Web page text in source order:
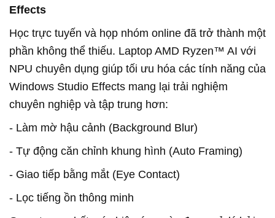
Effects
Học trực tuyến và họp nhóm online đã trở thành một
phần không thể thiếu. Laptop AMD Ryzen™ AI với
NPU chuyên dụng giúp tối ưu hóa các tính năng của
Windows Studio Effects mang lại trải nghiệm
chuyên nghiệp và tập trung hơn:
- Làm mờ hậu cảnh (Background Blur)
- Tự động căn chỉnh khung hình (Auto Framing)
- Giao tiếp bằng mắt (Eye Contact)
- Lọc tiếng ồn thông minh